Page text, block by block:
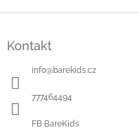
Kontakt
info@barekids.cz
777464494
FB BareKids